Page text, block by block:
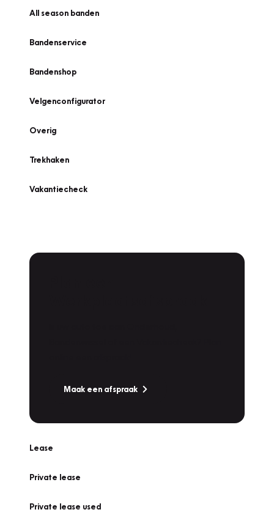
All season banden
Bandenservice
Bandenshop
Velgenconfigurator
Overig
Trekhaken
Vakantiecheck
Maak een afspraak
Lease
Private lease
Private lease used